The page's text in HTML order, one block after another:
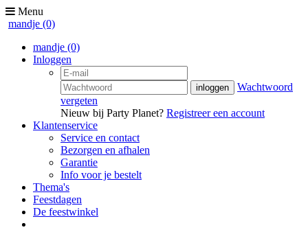
Menu
mandje (0)
mandje (0)
Inloggen
Wachtwoord
vergeten
Nieuw bij Party Planet? Registreer een account
Klantenservice
Service en contact
Bezorgen en afhalen
Garantie
Info voor je bestelt
Thema's
Feestdagen
De feestwinkel